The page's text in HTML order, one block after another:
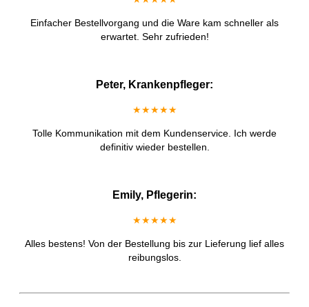
Einfacher Bestellvorgang und die Ware kam schneller als
erwartet. Sehr zufrieden!
Peter, Krankenpfleger:
★★★★★
Tolle Kommunikation mit dem Kundenservice. Ich werde
definitiv wieder bestellen.
Emily, Pflegerin:
★★★★★
Alles bestens! Von der Bestellung bis zur Lieferung lief alles
reibungslos.